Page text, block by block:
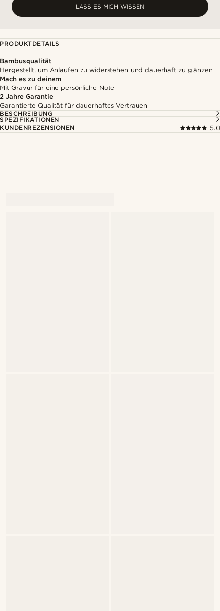
LASS ES MICH WISSEN
PRODUKTDETAILS
Bambusqualität
Hergestellt, um Anlaufen zu widerstehen und dauerhaft zu glänzen
Mach es zu deinem
Mit Gravur für eine persönliche Note
2 Jahre Garantie
Garantierte Qualität für dauerhaftes Vertrauen
BESCHREIBUNG
SPEZIFIKATIONEN
KUNDENREZENSIONEN
5.0